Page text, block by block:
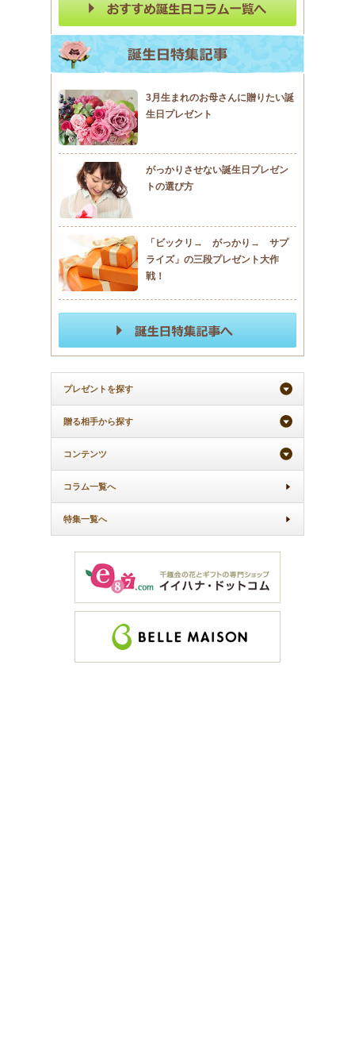
3月生まれのお母さんに贈りたい誕
生日プレゼント
がっかりさせない誕生日プレゼン
トの選び方
「ビックリ→ がっかり→ サプ
ライズ」の三段プレゼント大作
戦！
プレゼントを探す
贈る相手から探す
コンテンツ
コラム一覧へ
特集一覧へ